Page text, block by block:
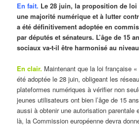
En fait. Le 28 juin, la proposition de loi
une majorité numérique et à lutter
a été définitivement adoptée en
par députés et sénateurs. L’âge de 15
sociaux va-t-il être harmonisé au
En clair. Maintenant que la loi française
été adoptée le 28 juin, obligeant les
plateformes numériques à vérifier non
jeunes utilisateurs ont bien l’âge de 15
aussi à obtenir une autorisation parentale
là, la Commission européenne devra